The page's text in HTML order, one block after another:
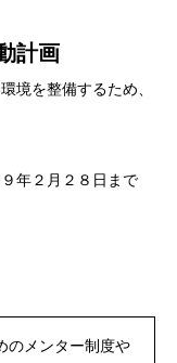
計画
境を整備するため、
年２月２８日まで
のメンター制度や